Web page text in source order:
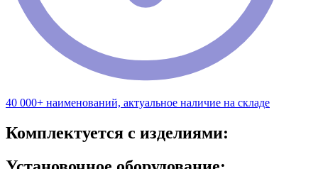
40 000+ наименований, актуальное наличие на складе
Комплектуется с изделиями: